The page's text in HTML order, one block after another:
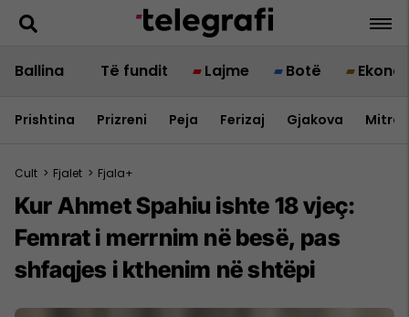
Ballina Të fundit Lajme Botë
Prishtina Prizreni Peja Ferizaj Gjakova
Cult > Fjalet > Fjala+
Kur Ahmet Spahiu ishte 18 vjeç:
Femrat i merrnim në besë, pas
shfaqjes i kthenim në shtëpi